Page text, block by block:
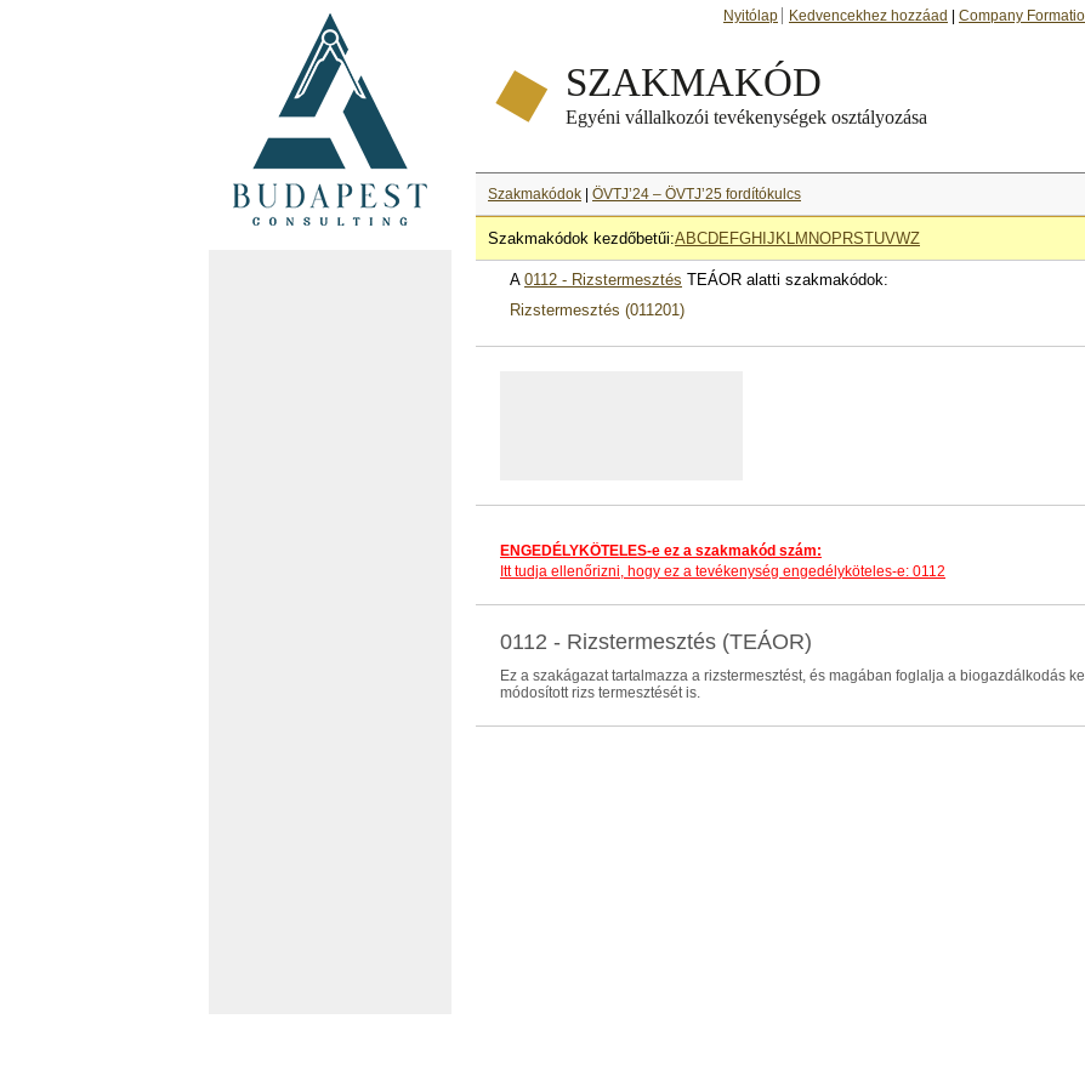
Nyitólap Kedvencekhez hozzáad Company
Szakmakódok ÖVTJ’24 – ÖVTJ’25 fordítókulcs
Szakmakódok kezdőbetűi:ABCDE FGH J KLM NOP RSTUVWZ
A 0112 - Rizstermesztés TEÁOR alatti szakmakódok:
Rizstermesztés (011201)
ENGEDÉLYKÖTELES-e ez a szakmakód szám:
Itt tudja ellenőrizni, hogy ez a tevékenység engedélyköteles-e: 0112
0112 - Rizstermesztés (TEÁOR)
Ez a szakágazat tartalmazza a rizstermesztést, és magában foglalja a biogazdálkodás
módosított rizs termesztését is.